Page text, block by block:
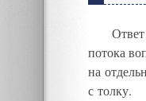
потока
на
с толку.